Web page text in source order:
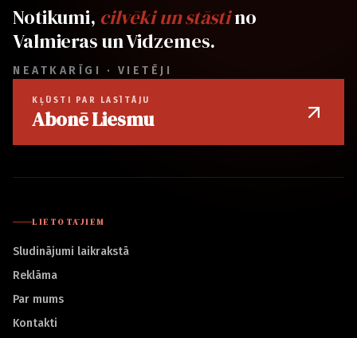
Notikumi, cilvēki un stāstino
Valmieras un Vidzemes.
NEATKARĪGI · VIETĒJI
KĻŪSTI PAR LASĪTĀJU
Abonē Liesmu
LIETOTĀJIEM
Sludinājumi laikrakstā
Reklāma
Par mums
Kontakti